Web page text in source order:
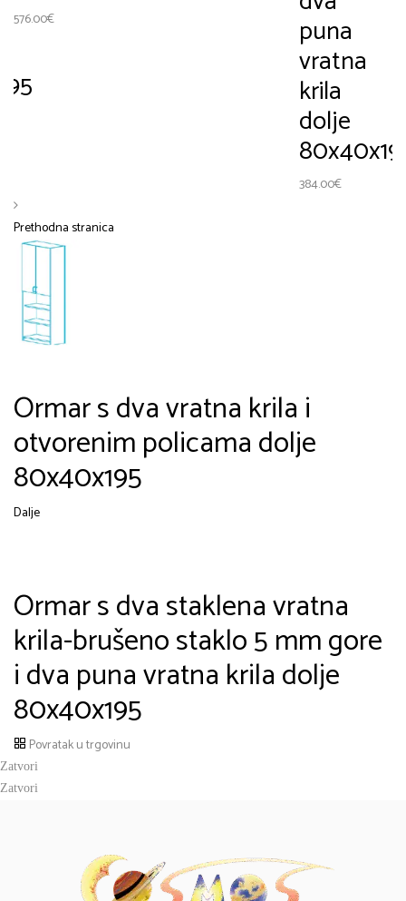
576.00€ puna
vratna
krila
dolje
384.00€
Prethodna stranica
Ormar s dva vratna krila i
otvorenim policama dolje
80x40x195
Dalje
Ormar s dva staklena vratna
krila-brušeno staklo 5 mm gore
i dva puna vratna krila dolje
80x40x195
Povratak u trgovinu
Zatvori
Zatvori